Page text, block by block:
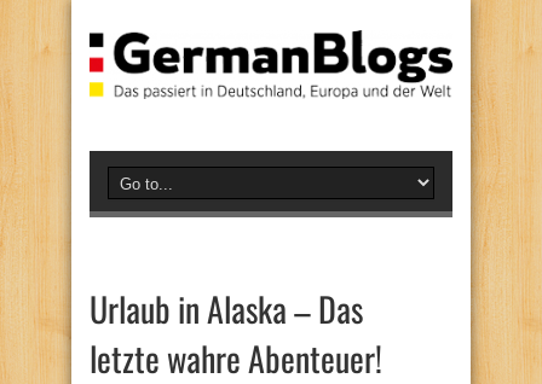
Urlaub in Alaska – Das
letzte wahre Abenteuer!